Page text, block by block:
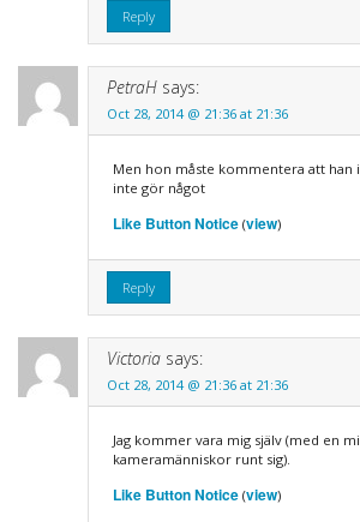
Reply
PetraH says:
Oct 28, 2014 @ 21:36 at 21:36
Men hon måste kommentera att han
inte gör något
Like Button Notice(view)
Reply
Victoria says:
Oct 28, 2014 @ 21:36 at 21:36
Jag kommer vara mig själv (med en
kameramänniskor runt sig).
Like Button Notice(view)